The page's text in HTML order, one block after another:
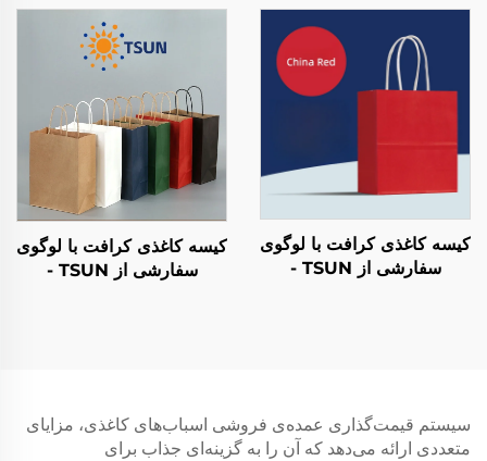
نان، شکلات، و همبرگر -
مناسب برای خدمات گروهی
و فعالیت‌های هنری
سال و کریسمس - چاپ
صفحه‌ای
کیسه کاغذی کرافت با لوگوی
سفارشی از TSUN -
کیسه کاغذی کرافت با لوگوی
سفارشی از TSUN -
سیستم قیمت‌گذاری عمده‌ی فروشی اسباب‌های کاغذی، مزایای
متعددی ارائه می‌دهد که آن را به گزینه‌ای جذاب برای